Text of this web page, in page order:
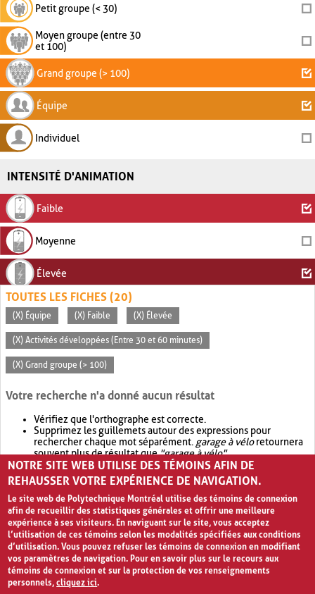
Petit groupe (< 30)
Moyen groupe (entre 30
et 100)
Grand groupe (> 100)
Équipe
Individuel
INTENSITÉ D'ANIMATION
Faible
Moyenne
Élevée
TOUTES LES FICHES (20)
(X) Équipe (X) Faible (X) Élevée
(X) Activités développées (Entre 30 et 60 minutes)
(X) Grand groupe (> 100)
Votre recherche n'a donné aucun résultat
Vérifiez que l'orthographe est correcte.
Supprimez les guillemets autour des expressions pour
rechercher chaque mot séparément. garage à véloretournera
souvent plus de résultat que"garage à vélo".
Envisagez d'élargir votre recherche avec OR.garage OR vélo
retournera souvent plus de résultat quegarage à vélo
NOTRE SITE WEB UTILISE DES TÉMOINS AFIN DE
REHAUSSER VOTRE EXPÉRIENCE DE NAVIGATION.
Le site web de Polytechnique Montréal utilise des témoins de connexion
afin de recueillir des statistiques générales et offrir une meilleure
expérience à ses visiteurs. En naviguant sur le site, vous acceptez
l’utilisation de ces témoins selon les modalités spécifiées aux conditions
d’utilisation. Vous pouvez refuser les témoins de connexion en modifiant
vos paramètres de navigation. Pour en savoir plus sur le recours aux
témoins de connexion et sur la protection de vos renseignements
personnels,cliquez ici.